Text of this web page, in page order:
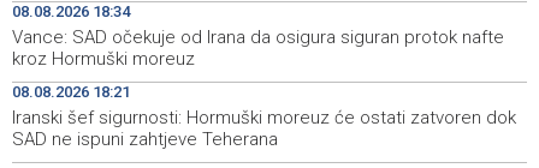
14:39
Svečano otvoren 26. Cazin Grand Prix, staza 'Krajiška
zmija' ponovo okupila ljubitelje motosporta
13:20
Mostar Jazz Fest 2026. od 23. do 25. kolovoza donosi
tri večeri vrhunske glazbe
08.08.2026 18:34
Vance: SAD očekuje od Irana da osigura siguran protok nafte
kroz Hormuški moreuz
08.08.2026 18:21
Iranski šef sigurnosti: Hormuški moreuz će ostati zatvoren dok
SAD ne ispuni zahtjeve Teherana